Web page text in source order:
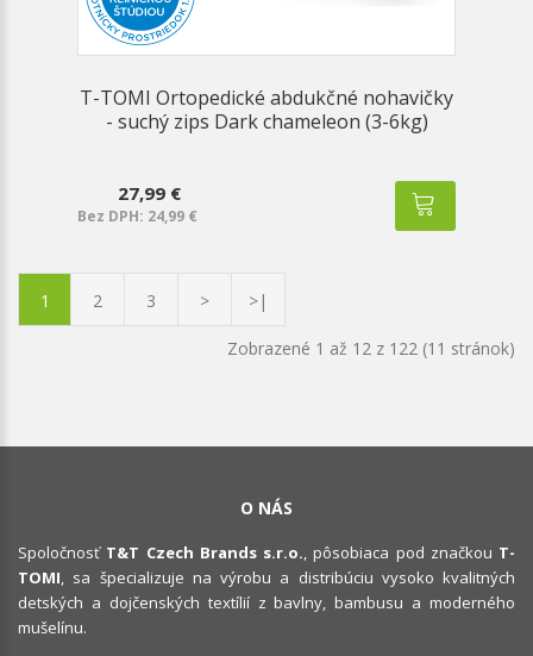
T-TOMI Ortopedické abdukčné nohavičky
- suchý zips Dark chameleon (3-6kg)
27,99 €
Bez DPH: 24,99 €
1 2 3 > >|
Zobrazené 1 až 12 z 122 (11 stránok)
O NÁS
Spoločnosť T&T Czech Brands s.r.o., pôsobiaca pod značkou T-
TOMI, sa špecializuje na výrobu a distribúciu vysoko kvalitných
detských a dojčenských textílií z bavlny, bambusu a moderného
mušelínu.